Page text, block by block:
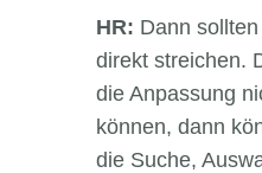
HR: Dann
direkt streichen.
die Anpassung
können, dann
die Suche,